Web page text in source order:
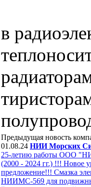
в
Предыдущая новость
01.08.24 НИИ Морских
25-летию работы ООО
(2000 - 2024 гг.) !!! Новое
предложение!!! Смазка
НИИМС-569 для